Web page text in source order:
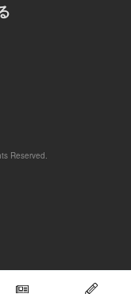
Reserved.